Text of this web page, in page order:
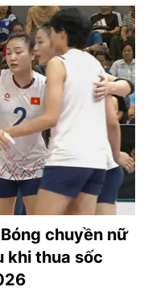
chuyền nữ
khi thua sốc